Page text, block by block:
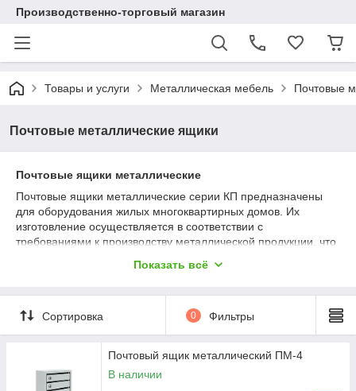
Производственно-торговый магазин
Товары и услуги Металлическая мебель Почтовые
Почтовые металлические ящики
Почтовые ящики металлические
Почтовые ящики металлические серии КП предназначены
для оборудования жилых многоквартирных домов. Их
изготовление осуществляется в соответствии с
требованиями к производству металлической продукции, что
Металлические почтовые ящики могут устанавливаться в
Почтовые ящики металлические КП имеют современный
стильный внешний вид, надежность и высокое качество, а
также очень удобны в эксплуатации и обслуживании.
Металлические почтовые ящики КП производятся из стали, с
дальнейшей полимерной окраской изделия. В комплект
Показать всё
Сортировка 0 Фильтры
Почтовый ящик металлический ПМ-4
В наличии